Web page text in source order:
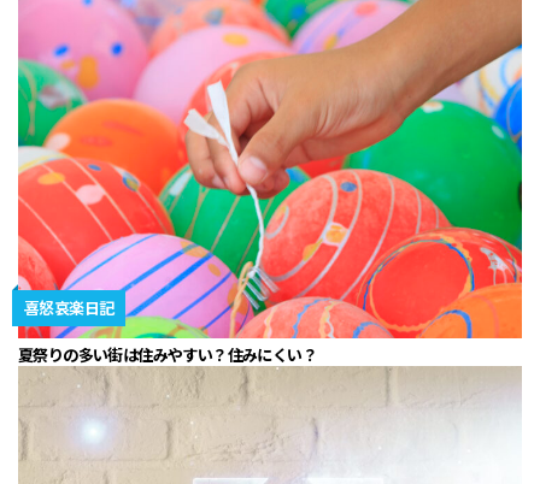
喜怒哀楽日記
夏祭りの多い街は住みやすい？住みにくい？